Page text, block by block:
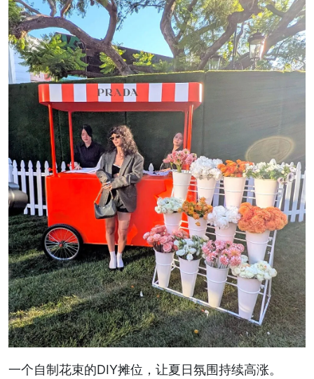
一个自制花束的DIY摊位，让夏日氛围持续高涨。